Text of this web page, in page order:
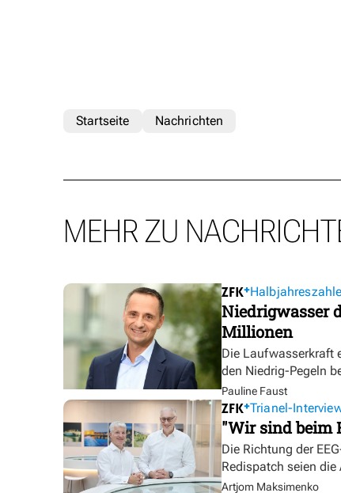
Startseite Nachrichten
MEHR ZU
Niedrigwasser
Millionen
Die Laufwasserkraft
den Niedrig-Pegeln
Pauline Faust
Trianel-
"Wir sind beim
Die Richtung der
Redispatch seien
Artjom Maksimenko